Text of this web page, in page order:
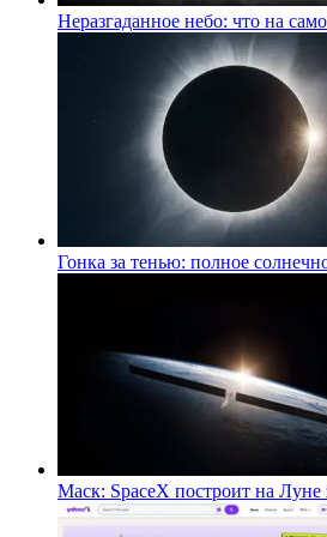
Неразгаданное небо: что на
Гонка за тенью: полное
Маск: SpaceX построит на Луне